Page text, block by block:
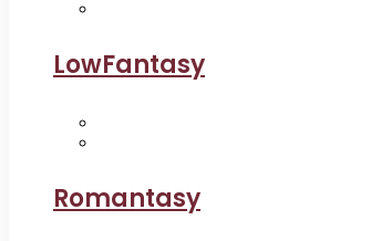
LowFantasy
Romantasy